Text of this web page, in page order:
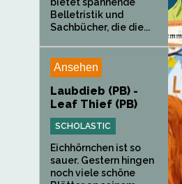
Belletristik und
Sachbücher, die die...
Ansehen
Laubdieb (PB) -
Leaf Thief (PB)
SCHOLASTIC
Eichhörnchen ist so
sauer. Gestern hingen
noch viele schöne